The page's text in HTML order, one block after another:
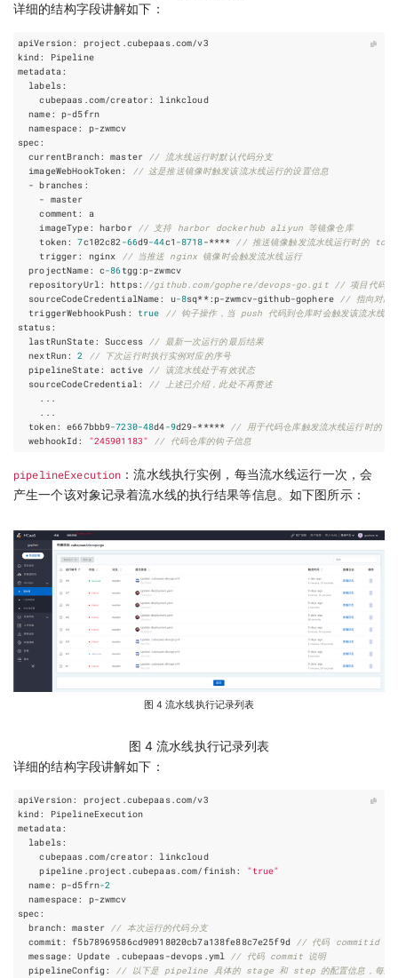
详细的结构字段讲解如下：
apiVersion: project .cubepaas.com/v3
kind:
Pipeline
metadata:
labels:
cubepaas .com/creator :
linkcloud
name: p-d5frn
namespace: p-zwmcv
spec :
currentBranch: master
// 流水线运行时默认代码分支
imageWebHookToken:
// 这是推送镜像时触发该流水线运行的设置信息
- branches :
-
master
comment :
a
imageType: harbor
// 支持 harbor dockerhub aliyun 等镜像仓库
token: 7c102c82-66d9-44c1 -8718-**** // 推送镜像触发流水线运行时的
trigger : nginx
// 当推送 nginx 镜像时会触发流水线运行
projectName: c-86tgg:p-zwmcv
repositoryUrl: https: //github.com/gophere/devops-go.git // 项目代码地
sourceCodeCredentialName: u-8sq**:p-zwmcv-github-gophere // 指向对应
triggerWebhookPush : true
// 钩子操作，当 push 代码到仓库时会触发该流水线执
status:
lastRunState: Success // 最新一次运行的最后结果
nextRun: 2
// 下次运行时执行实例对应的序号
pipelineState: active // 该流水线处于有效状态
sourceCodeCredential:
// 上述已介绍，此处不再赘述
...
...
token: e667bbb9-7230-48d4-9d29-***** // 用于代码仓库触发流水线运行时的
webhookId: "245901183" // 代码仓库的钩子信息
pipelineExecution ：流水线执行实例，每当流水线运行一次，会
产生一个该对象记录着流水线的执行结果等信息。如下图所示：
图 4 流水线执行记录列表
图 4 流水线执行记录列表
详细的结构字段讲解如下：
apiVersion: project .cubepaas.com/v3
kind :
PipelineExecution
metadata:
labels:
cubepaas .com/creator :
linkcloud
pipeline .project .cubepaas.com/ finish:
"true"
name: p-d5frn-2
namespace: p-zwmcv
spec :
branch: master
// 本次运行的代码分支
commit : f5b78969586cd90918020cb7a138fe88c7e25f9d
// 代码 commitid
message: Update . cubepaas-devops .yml // 代码 commit 说明
pipelineConfig:
// 以下是 pipeline 具体的 stage 和 step 的配置信息，每次运